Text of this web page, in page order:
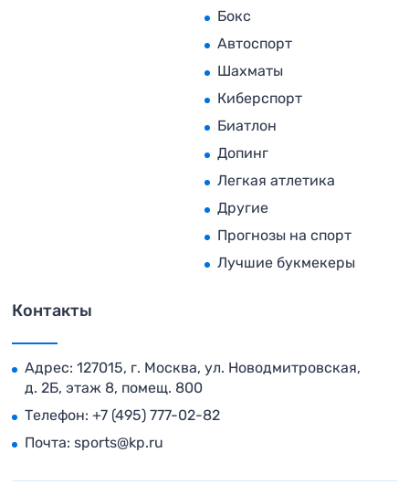
Бокс
Автоспорт
Шахматы
Киберспорт
Биатлон
Допинг
Легкая атлетика
Другие
Прогнозы на спорт
Лучшие букмекеры
Контакты
Адрес: 127015, г. Москва, ул. Новодмитровская,
д. 2Б, этаж 8, помещ. 800
Телефон: +7 (495) 777-02-82
Почта: sports@kp.ru